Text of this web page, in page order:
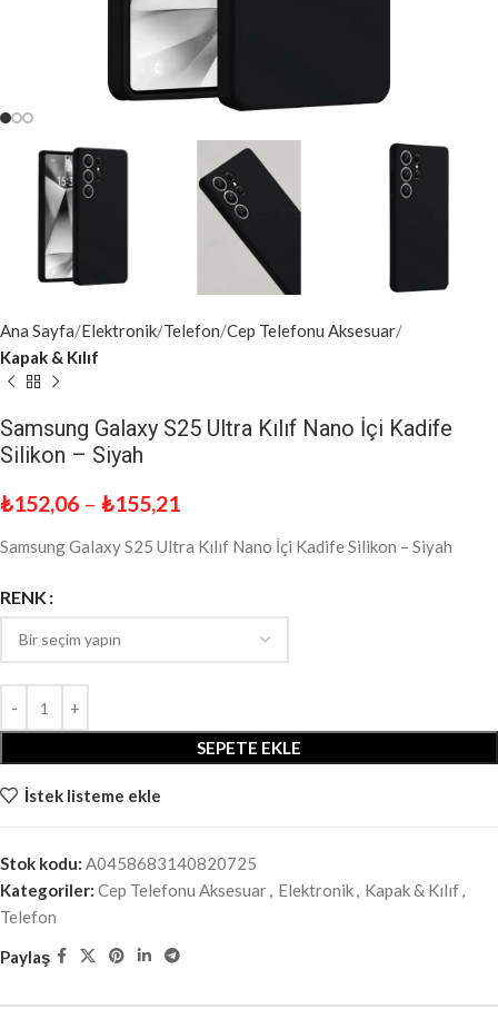
Ana Sayfa Elektronik Telefon Cep Telefonu Aksesuar
Kapak & Kılıf
Samsung Galaxy S25 Ultra Kılıf Nano İçi Kadife
Silikon – Siyah
₺152,06 – ₺155,21
Samsung Galaxy S25 Ultra Kılıf Nano İçi Kadife Silikon – Siyah
RENK
SEPETE EKLE
İstek listeme ekle
Stok kodu: A0458683140820725
Kategoriler: Cep Telefonu Aksesuar, Elektronik, Kapak & Kılıf,
Telefon
Paylaş